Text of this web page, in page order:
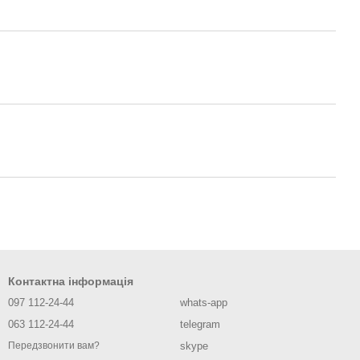
Контактна інформація
097 112-24-44
063 112-24-44
Передзвонити вам?
whats-app
telegram
skype